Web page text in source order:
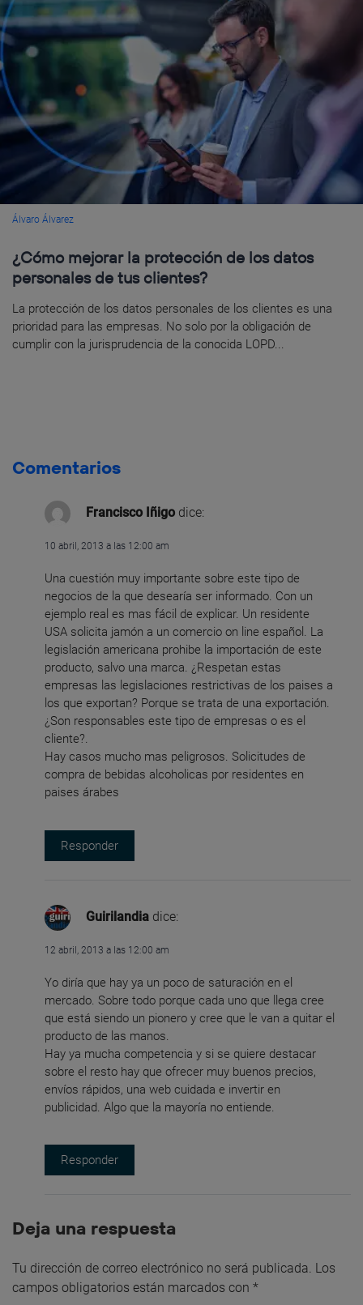
Álvaro Álvarez
¿Cómo mejorar la protección de los datos
personales de tus clientes?
La protección de los datos personales de los clientes es una
prioridad para las empresas. No solo por la obligación de
cumplir con la jurisprudencia de la conocida LOPD...
Comentarios
Francisco Iñigo dice:
10 abril, 2013 a las 12:00 am
Una cuestión muy importante sobre este tipo de
negocios de la que desearía ser informado. Con un
ejemplo real es mas fácil de explicar. Un residente
USA solicita jamón a un comercio on line español. La
legislación americana prohibe la importación de este
producto, salvo una marca. ¿Respetan estas
empresas las legislaciones restrictivas de los paises a
los que exportan? Porque se trata de una exportación.
¿Son responsables este tipo de empresas o es el
cliente?.
Hay casos mucho mas peligrosos. Solicitudes de
compra de bebidas alcoholicas por residentes en
paises árabes
Responder
Guirilandia dice:
12 abril, 2013 a las 12:00 am
Yo diría que hay ya un poco de saturación en el
mercado. Sobre todo porque cada uno que llega cree
que está siendo un pionero y cree que le van a quitar el
producto de las manos.
Hay ya mucha competencia y si se quiere destacar
sobre el resto hay que ofrecer muy buenos precios,
envíos rápidos, una web cuidada e invertir en
publicidad. Algo que la mayoría no entiende.
Responder
Deja una respuesta
Tu dirección de correo electrónico no será publicada. Los
campos obligatorios están marcados con *